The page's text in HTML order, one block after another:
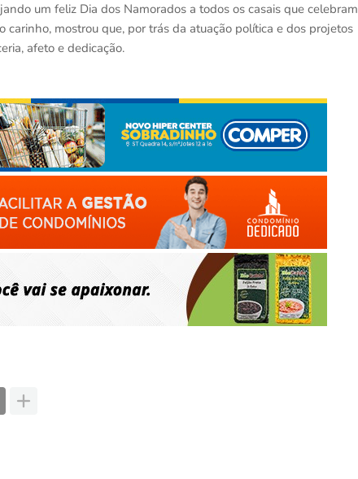
um feliz Dia dos Namorados a todos os casais que celebram
mostrou que, por trás da atuação política e dos projetos
afeto e dedicação.